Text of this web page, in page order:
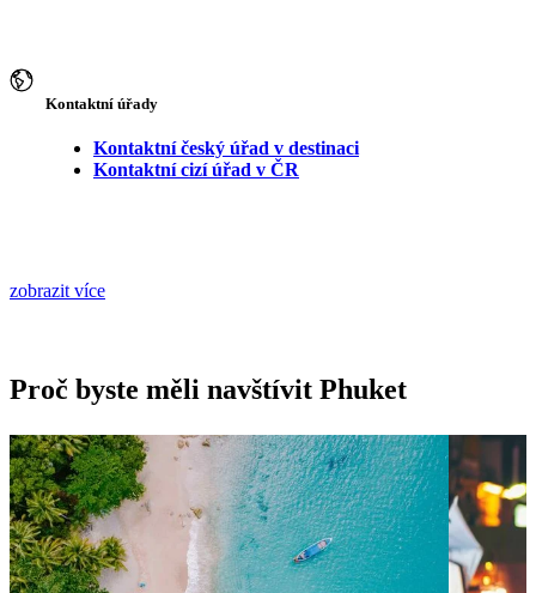
Kontaktní úřady
Kontaktní český úřad v destinaci
Kontaktní cizí úřad v ČR
zobrazit více
Proč byste měli navštívit Phuket